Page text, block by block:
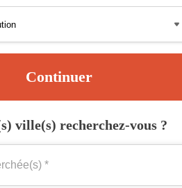
Continuer
ville(s) recherchez-vous ?